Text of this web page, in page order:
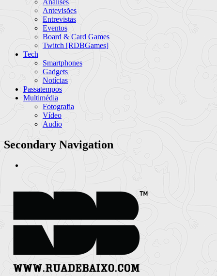
Antevisões
Entrevistas
Eventos
Board & Card Games
Twitch [RDBGames]
Tech
Smartphones
Gadgets
Notícias
Passatempos
Multimédia
Fotografia
Vídeo
Audio
Secondary Navigation